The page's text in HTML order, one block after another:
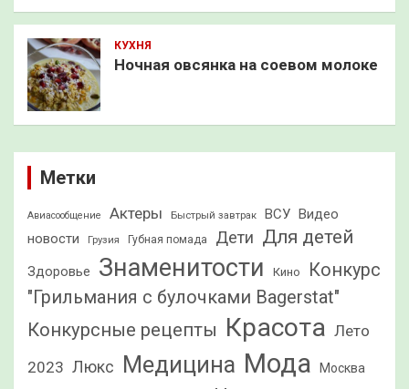
КУХНЯ
Ночная овсянка на соевом молоке
Метки
Авиасообщение Актеры Быстрый завтрак ВСУ Видео
новости
Грузия Губная помада Дети Для детей
Здоровье Знаменитости Кино
Конкурс
"Грильмания с булочками Bagerstat"
Конкурсные рецепты Красота Лето
2023 Люкс Медицина Мода Москва